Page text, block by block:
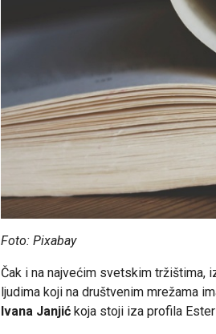
Foto: Pixabay
Čak i na najvećim svetskim tržištima,
ljudima koji na društvenim mrežama
Ivana Janjić koja stoji iza profila Ester